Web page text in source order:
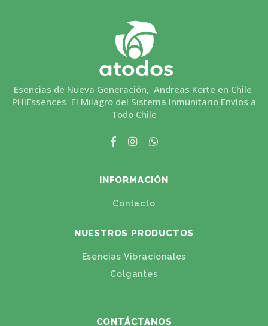
Esencias de Nueva Generación, Andreas Korte en Chile
PHIEssences El Milagro del Sistema Inmunitario Envíos a
Todo Chile
INFORMACIÓN
Contacto
NUESTROS PRODUCTOS
Esencias Vibracionales
Colgantes
CONTÁCTANOS